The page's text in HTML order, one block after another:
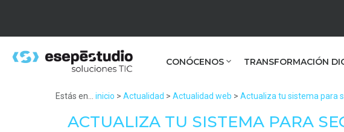
CONÓCENOS TRANSFORMACIÓN
Estás en... inicio > Actualidad > Actualidad web > Actualiza tu sistema para
ACTUALIZA TU SISTEMA PARA